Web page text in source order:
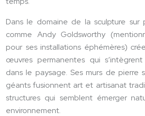
Dans le domaine de la sculpture sur
comme Andy Goldsworthy
pour ses installations éphémères)
œuvres permanentes qui s’intègrent
dans le paysage. Ses murs de pierre
géants fusionnent art et artisanat
structures qui semblent émerger
environnement.